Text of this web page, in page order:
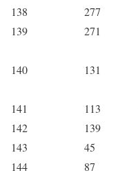
138
277
139
271
140
131
141
113
142
139
143
45
144
87